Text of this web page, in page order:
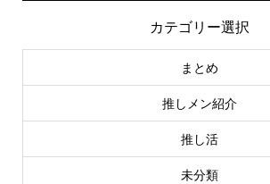
カテゴリー選択
まとめ
推しメン紹介
推し活
未分類